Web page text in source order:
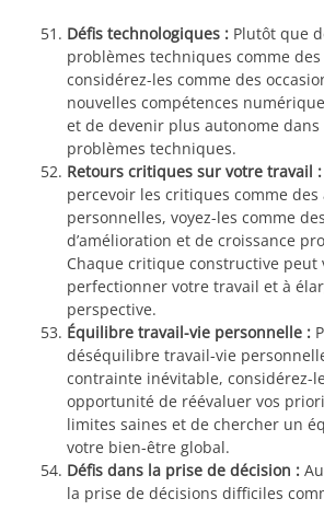
Défis technologiques : Plutôt que
problèmes techniques comme
considérez-les comme des
nouvelles compétences
et de devenir plus autonome
problèmes techniques.
Retours critiques sur votre travail :
percevoir les critiques comme des
personnelles, voyez-les comme
d’amélioration et de croissance
Chaque critique constructive peut
perfectionner votre travail et à
perspective.
Équilibre travail-vie personnelle :
déséquilibre travail-vie
contrainte inévitable, considérez-
opportunité de réévaluer vos
limites saines et de chercher un
votre bien-être global.
Défis dans la prise de décision :
la prise de décisions difficiles